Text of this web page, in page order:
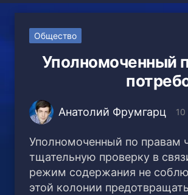
Общество
Уполномоченный
Анатолий Фрумгарц 10
Уполномоченный по правам
тщательную проверку в
режим содержания не
этой колонии